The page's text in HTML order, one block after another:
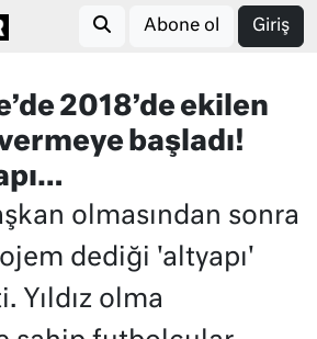
Abone ol Giriş
2018’de ekilen
başladı!
olmasından sonra
dediği 'altyapı'
Yıldız olma